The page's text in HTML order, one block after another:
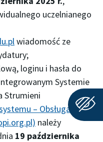
uczelnianego
wiadomość ze
loginu i hasła do
Systemie
Strumieni
– Obsługa
należy
19 października